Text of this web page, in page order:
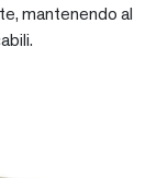
mantenendo al